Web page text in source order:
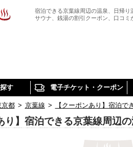
宿泊できる京葉線周辺の温泉、日帰り
サウナ、銭湯の割引クーポン、口コミ
す 電子チケット・クーポン
京都 > 京葉線 > 【クーポンあり】宿泊
り】宿泊できる京葉線周辺